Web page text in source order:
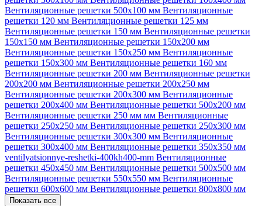
Вентиляционные решетки 500х100 мм Вентиляционные
решетки 120 мм Вентиляционные решетки 125 мм
Вентиляционные решетки 150 мм Вентиляционные решетки
150х150 мм Вентиляционные решетки 150х200 мм
Вентиляционные решетки 150х250 мм Вентиляционные
решетки 150х300 мм Вентиляционные решетки 160 мм
Вентиляционные решетки 200 мм Вентиляционные решетки
200х200 мм Вентиляционные решетки 200х250 мм
Вентиляционные решетки 200х300 мм Вентиляционные
решетки 200х400 мм Вентиляционные решетки 500х200 мм
Вентиляционные решетки 250 мм мм Вентиляционные
решетки 250х250 мм Вентиляционные решетки 250х300 мм
Вентиляционные решетки 300х300 мм Вентиляционные
решетки 300х400 мм Вентиляционные решетки 350х350 мм
ventilyatsionnye-reshetki-400kh400-mm Вентиляционные
решетки 450х450 мм Вентиляционные решетки 500х500 мм
Вентиляционные решетки 550х550 мм Вентиляционные
решетки 600х600 мм Вентиляционные решетки 800х800 мм
Показать все